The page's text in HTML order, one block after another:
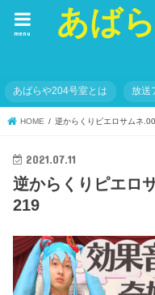
あば
menu
あばらや204号室とは 放送
HOME 逆からくりピエロサムネ
2021.07.11
逆からくりピエロ
219